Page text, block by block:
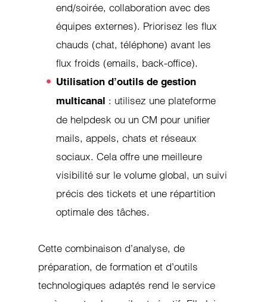
end/soirée, collaboration avec des
équipes externes). Priorisez les flux
chauds (chat, téléphone) avant les
flux froids (emails, back-office).
Utilisation d’outils de gestion
multicanal : utilisez une plateforme
de helpdesk ou un CM pour unifier
mails, appels, chats et réseaux
sociaux. Cela offre une meilleure
visibilité sur le volume global, un suivi
précis des tickets et une répartition
optimale des tâches.
Cette combinaison d’analyse, de
préparation, de formation et d’outils
technologiques adaptés rend le service